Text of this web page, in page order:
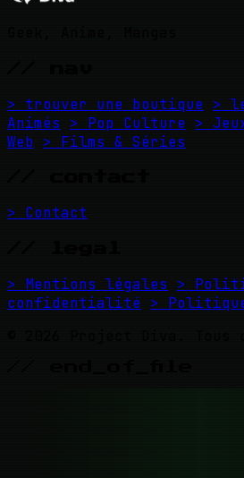
> trouver une boutique >
Animés
> Pop Culture >
Web > Films & Séries
> Contact
> Mentions légales
>
confidentialité >